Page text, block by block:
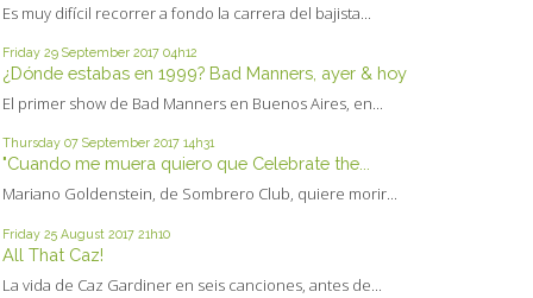
Es muy difícil recorrer a fondo la carrera del bajista...
Friday 29 September 2017 04h12
¿Dónde estabas en 1999? Bad Manners, ayer & hoy
El primer show de Bad Manners en Buenos Aires, en...
Thursday 07 September 2017 14h31
"Cuando me muera quiero que Celebrate the...
Mariano Goldenstein, de Sombrero Club, quiere morir...
Friday 25 August 2017 21h10
All That Caz!
La vida de Caz Gardiner en seis canciones, antes de...